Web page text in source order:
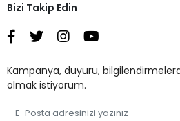
Bizi Takip Edin
Kampanya, duyuru,
olmak istiyorum.